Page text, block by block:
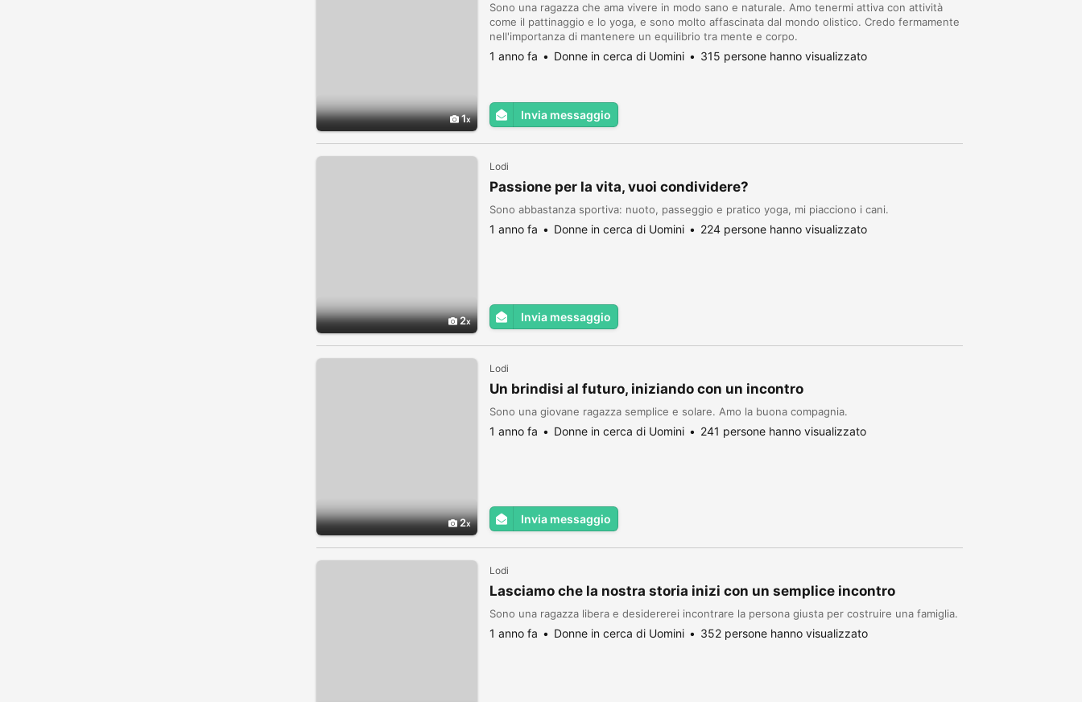
1
Sono una ragazza che ama vivere in modo sano e naturale. Amo tenermi attiva con attività
come il pattinaggio e lo yoga, e sono molto affascinata dal mondo olistico. Credo fermamente
nell'importanza di mantenere un equilibrio tra mente e corpo.
1 anno fa Donne in cerca di Uomini 315 persone hanno visualizzato
Invia messaggio
2
Lodi
Passione per la vita, vuoi condividere?
Sono abbastanza sportiva: nuoto, passeggio e pratico yoga, mi piacciono i cani.
1 anno fa Donne in cerca di Uomini 224 persone hanno visualizzato
Invia messaggio
2
Lodi
Un brindisi al futuro, iniziando con un incontro
Sono una giovane ragazza semplice e solare. Amo la buona compagnia.
1 anno fa Donne in cerca di Uomini 241 persone hanno visualizzato
Invia messaggio
Lodi
Lasciamo che la nostra storia inizi con un semplice incontro
Sono una ragazza libera e desidererei incontrare la persona giusta per costruire una famiglia.
1 anno fa Donne in cerca di Uomini 352 persone hanno visualizzato